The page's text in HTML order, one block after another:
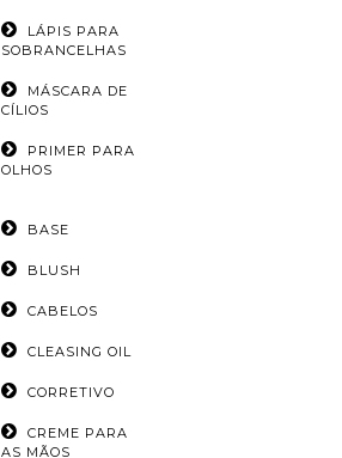
LÁPIS PARA
SOBRANCELHAS
MÁSCARA DE
CÍLIOS
PRIMER PARA
OLHOS
BASE
BLUSH
CABELOS
CLEASING OIL
CORRETIVO
CREME PARA
AS MÃOS